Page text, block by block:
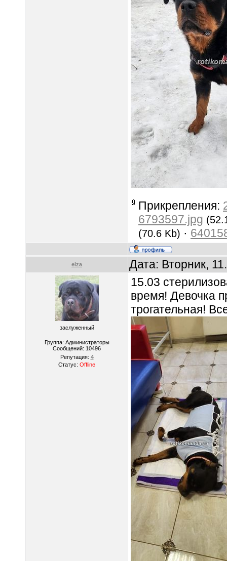
Прикрепления:
6793597.jpg
(70.6 Kb) ·
elza Дата: Вторник,
заслуженный
Группа: Администраторы
Сообщений: 10496
Репутация: 4
Статус: Offline
15.03
время! Девочка
трогательная!